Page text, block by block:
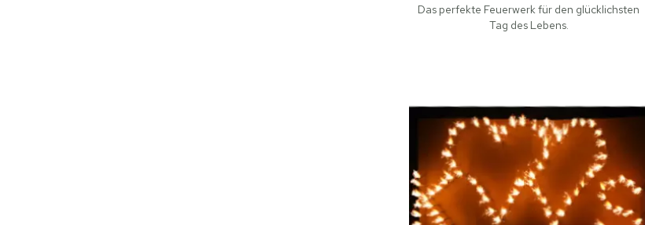
Das perfekte Feuerwerk für den glücklichsten
Tag des Lebens.